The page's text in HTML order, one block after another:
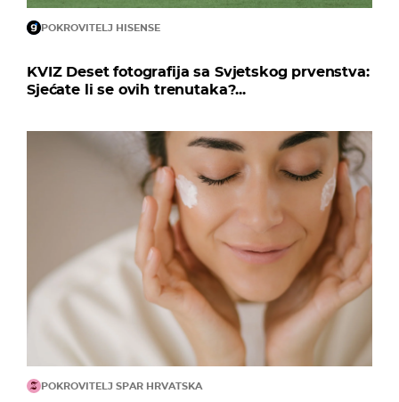
POKROVITELJ HISENSE
KVIZ Deset fotografija sa Svjetskog prvenstva:
Sjećate li se ovih trenutaka?...
POKROVITELJ SPAR HRVATSKA